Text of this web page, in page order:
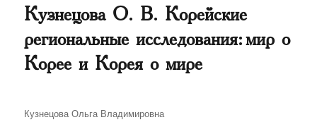
Кузнецова О. В. Корейские
региональные исследования: мир о
Корее и Корея о мире
Автор
Кузнецова Ольга Владимировна